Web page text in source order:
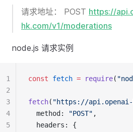
请求地址： POST https://
hk.com/v1/moderations
node.js 请求实例
const fetch = require(
fetch( "https://api.openai-
  method:
"POST" ,
  headers: {
1
2
3
4
5